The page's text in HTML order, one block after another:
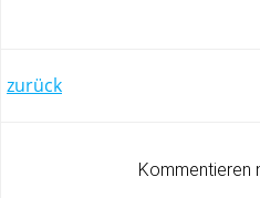
Post
navigation
zurück
Kommentieren